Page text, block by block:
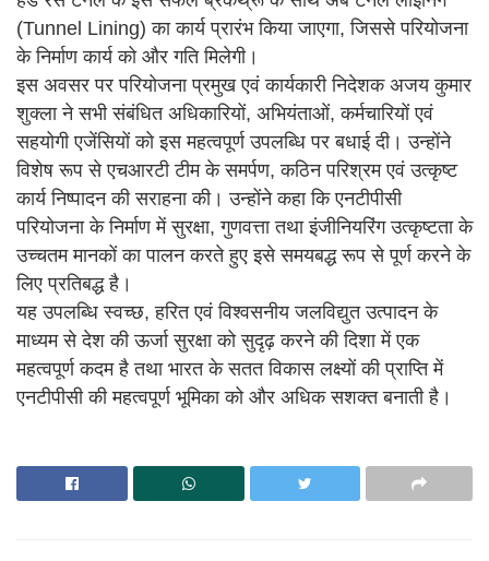
(Tunnel Lining) का कार्य प्रारंभ किया जाएगा, जिससे परियोजना
के निर्माण कार्य को और गति मिलेगी।
इस अवसर पर परियोजना प्रमुख एवं कार्यकारी निदेशक अजय कुमार
शुक्ला ने सभी संबंधित अधिकारियों, अभियंताओं, कर्मचारियों एवं
सहयोगी एजेंसियों को इस महत्वपूर्ण उपलब्धि पर बधाई दी। उन्होंने
विशेष रूप से एचआरटी टीम के समर्पण, कठिन परिश्रम एवं उत्कृष्ट
कार्य निष्पादन की सराहना की। उन्होंने कहा कि एनटीपीसी
परियोजना के निर्माण में सुरक्षा, गुणवत्ता तथा इंजीनियरिंग उत्कृष्टता के
उच्चतम मानकों का पालन करते हुए इसे समयबद्ध रूप से पूर्ण करने के
लिए प्रतिबद्ध है।
यह उपलब्धि स्वच्छ, हरित एवं विश्वसनीय जलविद्युत उत्पादन के
माध्यम से देश की ऊर्जा सुरक्षा को सुदृढ़ करने की दिशा में एक
महत्वपूर्ण कदम है तथा भारत के सतत विकास लक्ष्यों की प्राप्ति में
एनटीपीसी की महत्वपूर्ण भूमिका को और अधिक सशक्त बनाती है।